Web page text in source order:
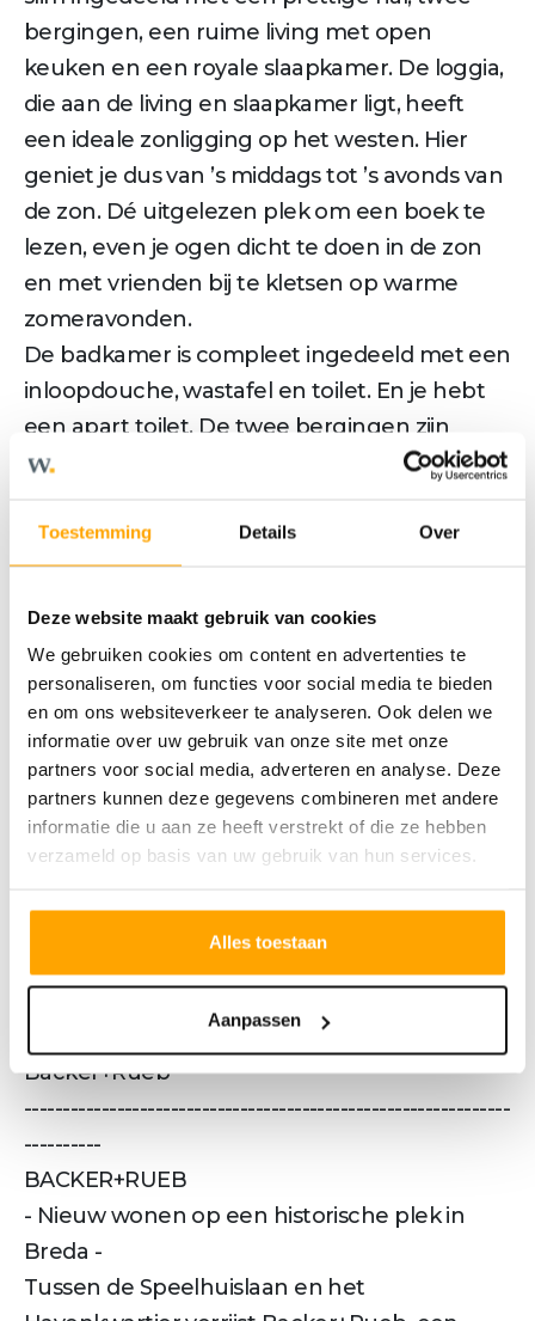
Toestemming Details Over
Deze website maakt gebruik van cookies
We gebruiken cookies om content en advertenties te
personaliseren, om functies voor social media te bieden
en om ons websiteverkeer te analyseren. Ook delen we
informatie over uw gebruik van onze site met onze
partners voor social media, adverteren en analyse. Deze
partners kunnen deze gegevens combineren met andere
informatie die u aan ze heeft verstrekt of die ze hebben
verzameld op basis van uw gebruik van hun services.
Alles toestaan
Aanpassen
bergingen, een ruime living met open
keuken en een royale slaapkamer. De loggia,
die aan de living en slaapkamer ligt, heeft
een ideale zonligging op het westen. Hier
geniet je dus van ’s middags tot ’s avonds van
de zon. Dé uitgelezen plek om een boek te
lezen, even je ogen dicht te doen in de zon
en met vrienden bij te kletsen op warme
zomeravonden.
De badkamer is compleet ingedeeld met een
inloopdouche, wastafel en toilet. En je hebt
een apart toilet. De twee bergingen zijn
ideaal. In de berging met de aansluitingen
ook was ophangen. In de andere berging
staan de technische apparaten.
- 2-kamerappartement op de 1e verdieping
- Loggia van 9 m² op het westen
- Lichte living
- Open keuken naar eigen wens in te delen
- Ruime slaapkamer
- Apart toilet
- Badkamer met inloopdouche, wastafel en
toilet
en wasdroger en een voor technische
maakt onderdeel uit van Fase 1 van
Backer+Rueb
---------------------------------------------------------------
----------
BACKER+RUEB
- Nieuw wonen op een historische plek in
Breda -
Tussen de Speelhuislaan en het